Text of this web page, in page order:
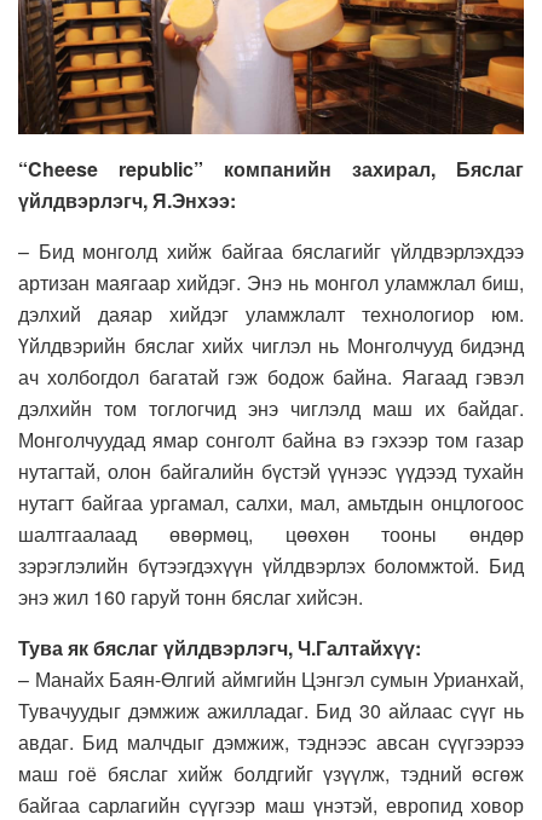
“Cheese republic” компанийн захирал, Бяслаг
үйлдвэрлэгч, Я.Энхээ:
– Бид монголд хийж байгаа бяслагийг үйлдвэрлэхдээ
артизан маягаар хийдэг. Энэ нь монгол уламжлал биш,
дэлхий даяар хийдэг уламжлалт технологиор юм.
Үйлдвэрийн бяслаг хийх чиглэл нь Монголчууд бидэнд
ач холбогдол багатай гэж бодож байна. Яагаад гэвэл
дэлхийн том тоглогчид энэ чиглэлд маш их байдаг.
Монголчуудад ямар сонголт байна вэ гэхээр том газар
нутагтай, олон байгалийн бүстэй үүнээс үүдээд тухайн
нутагт байгаа ургамал, салхи, мал, амьтдын онцлогоос
шалтгаалаад өвөрмөц, цөөхөн тооны өндөр
зэрэглэлийн бүтээгдэхүүн үйлдвэрлэх боломжтой. Бид
энэ жил 160 гаруй тонн бяслаг хийсэн.
Тува як бяслаг үйлдвэрлэгч, Ч.Галтайхүү:
– Манайх Баян-Өлгий аймгийн Цэнгэл сумын Урианхай,
Тувачуудыг дэмжиж ажилладаг. Бид 30 айлаас сүүг нь
авдаг. Бид малчдыг дэмжиж, тэднээс авсан сүүгээрээ
маш гоё бяслаг хийж болдгийг үзүүлж, тэдний өсгөж
байгаа сарлагийн сүүгээр маш үнэтэй, европид ховор